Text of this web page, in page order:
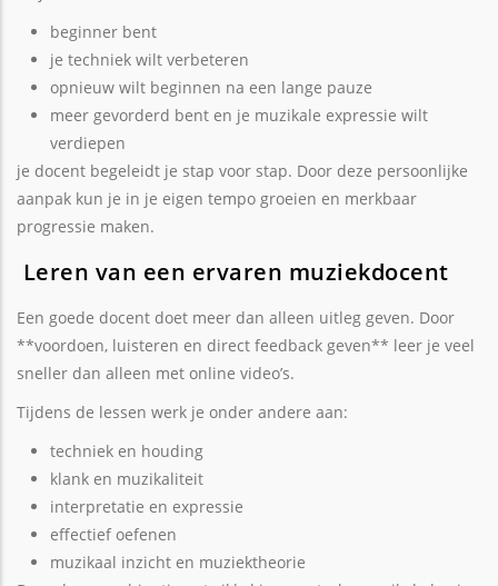
beginner bent
je techniek wilt verbeteren
opnieuw wilt beginnen na een lange pauze
meer gevorderd bent en je muzikale expressie wilt
verdiepen
je docent begeleidt je stap voor stap. Door deze persoonlijke
aanpak kun je in je eigen tempo groeien en merkbaar
progressie maken.
Leren van een ervaren muziekdocent
Een goede docent doet meer dan alleen uitleg geven. Door
**voordoen, luisteren en direct feedback geven** leer je veel
sneller dan alleen met online video’s.
Tijdens de lessen werk je onder andere aan:
techniek en houding
klank en muzikaliteit
interpretatie en expressie
effectief oefenen
muzikaal inzicht en muziektheorie